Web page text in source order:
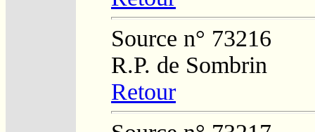
Source n° 73216
R.P. de Sombrin
Retour